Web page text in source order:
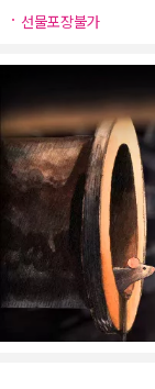
선물포장불가